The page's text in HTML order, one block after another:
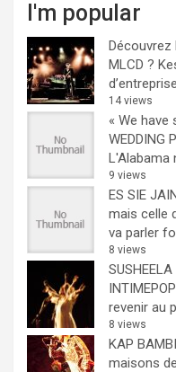
I'm popular
Découvrez
MLCD ?
14 views
« We have
WEDDING
L'Alabama
9 views
ES SIE
mais celle
va parler
8 views
revenir au
8 views
KAP
maisons